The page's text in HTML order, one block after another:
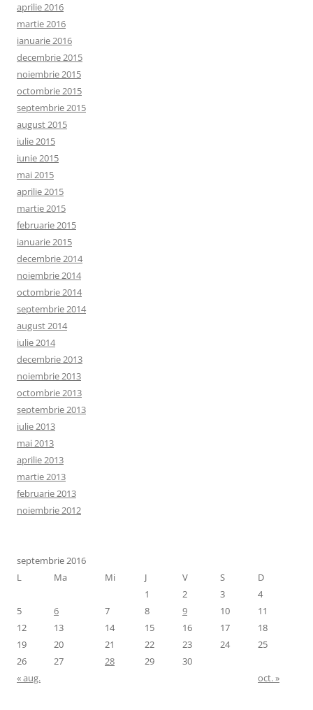
aprilie 2016
martie 2016
ianuarie 2016
decembrie 2015
noiembrie 2015
octombrie 2015
septembrie 2015
august 2015
iulie 2015
iunie 2015
mai 2015
aprilie 2015
martie 2015
februarie 2015
ianuarie 2015
decembrie 2014
noiembrie 2014
octombrie 2014
septembrie 2014
august 2014
iulie 2014
decembrie 2013
noiembrie 2013
octombrie 2013
septembrie 2013
iulie 2013
mai 2013
aprilie 2013
martie 2013
februarie 2013
noiembrie 2012
septembrie 2016
L
Ma Mi J V S
D
1
2 3
4
5
6 7 8 9 10
11
12
13 14 15 16 17
18
19
20 21 22 23 24
25
26
27 28 29
30
« aug.
oct. »